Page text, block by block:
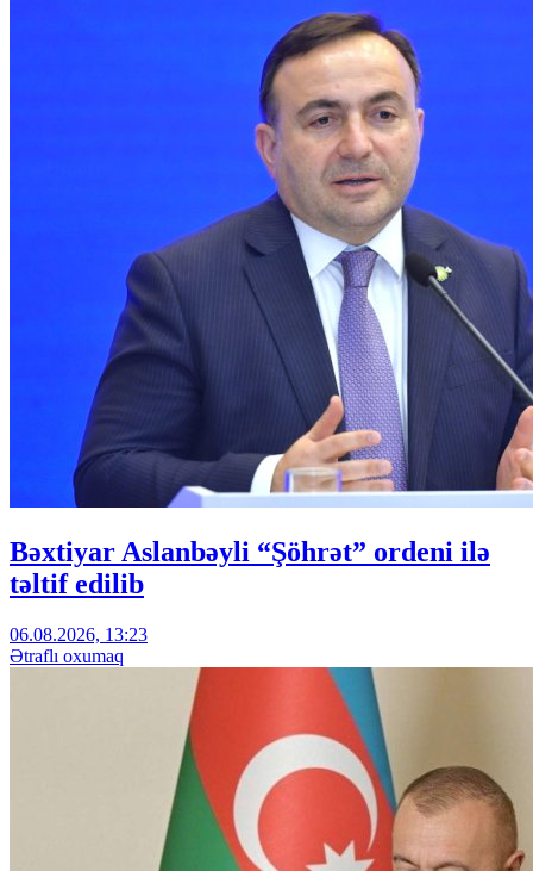
Bəxtiyar Aslanbəyli “Şöhrət” ordeni ilə
təltif edilib
06.08.2026, 13:23
Ətraflı oxumaq